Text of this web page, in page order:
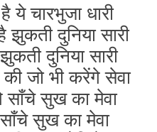
ये चारभुजा धारी
दुनिया सारी
दुनिया सारी
जो भी करेंगे सेवा
साँचे सुख का मेवा
सुख का मेवा